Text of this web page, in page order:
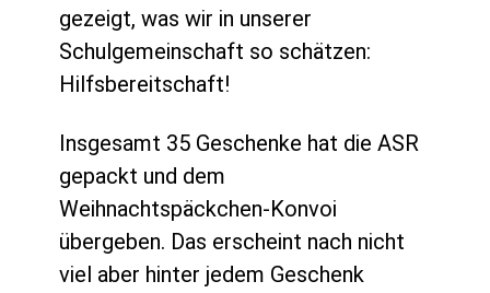
gezeigt, was wir in unserer
Schulgemeinschaft so schätzen:
Hilfsbereitschaft!
Insgesamt 35 Geschenke hat die ASR
gepackt und dem
Weihnachtspäckchen-Konvoi
übergeben. Das erscheint nach nicht
viel aber hinter jedem Geschenk